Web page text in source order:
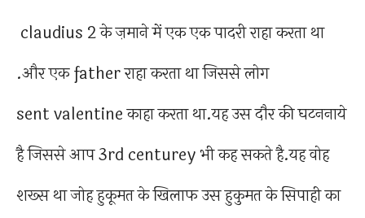
claudius 2 के ज़माने में एक एक पादरी राहा करता था
.और एक father राहा करता था जिससे लोग
sent valentine काहा करता था.यह उस दौर की घटननाये
है जिससे आप 3rd centurey भी कह सकते है.यह वोह
शख्स था जोह हुकूमत के खिलाफ उस हुकुमत के सिपाही का